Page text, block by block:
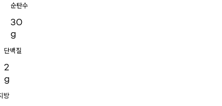
순탄수
30
g
단백질
2
g
방